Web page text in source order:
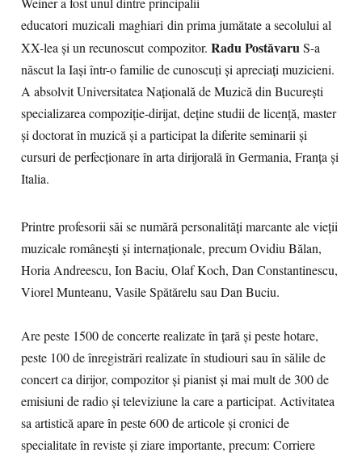
educatori muzicali maghiari din prima jumătate a secolului al
XX-lea și un recunoscut compozitor. Radu PostăvaruS-a
născut la Iași într-o familie de cunoscuți și apreciați muzicieni.
A absolvit Universitatea Națională de Muzică din București
specializarea compoziție-dirijat, deține studii de licență, master
și doctorat în muzică și a participat la diferite seminarii și
cursuri de perfecționare în arta dirijorală în Germania, Franța și
Italia.
Printre profesorii săi se numără personalităţi marcante ale vieţii
muzicale româneşti și internaționale, precum Ovidiu Bălan,
Horia Andreescu, Ion Baciu, Olaf Koch, Dan Constantinescu,
Viorel Munteanu, Vasile Spătărelu sau Dan Buciu.
Are peste 1500 de concerte realizate în țară și peste hotare,
peste 100 de înregistrări realizate în studiouri sau în sălile de
concert ca dirijor, compozitor și pianist și mai mult de 300 de
emisiuni de radio și televiziune la care a participat. Activitatea
sa artistică apare în peste 600 de articole şi cronici de
specialitate în reviste şi ziare importante, precum: Corriere